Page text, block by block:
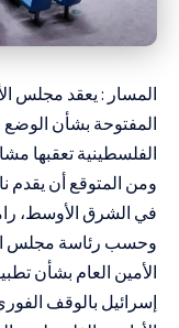
المسار : يعقد مجلس
المفتوحة بشأن
الفلسطينية تعقبها
ومن المتوقع أن يقدم
في الشرق الأوسط،
وحسب رئاسة مجلس
إسرائيل بالوقف